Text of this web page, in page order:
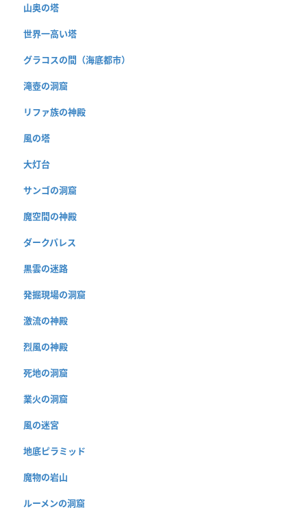
山奥の塔
世界一高い塔
グラコスの間（海底都市）
滝壺の洞窟
リファ族の神殿
風の塔
大灯台
サンゴの洞窟
魔空間の神殿
ダークパレス
黒雲の迷路
発掘現場の洞窟
激流の神殿
烈風の神殿
死地の洞窟
業火の洞窟
風の迷宮
地底ピラミッド
魔物の岩山
ルーメンの洞窟